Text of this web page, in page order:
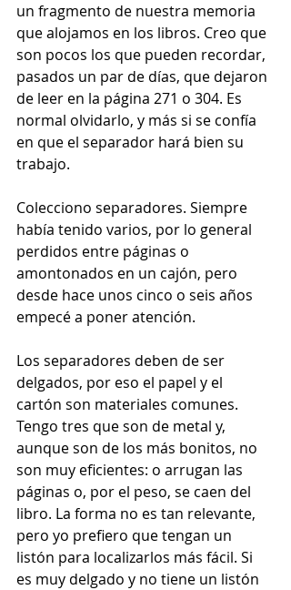
un fragmento de nuestra memoria
que alojamos en los libros. Creo que
son pocos los que pueden recordar,
pasados un par de días, que dejaron
de leer en la página 271 o 304. Es
normal olvidarlo, y más si se confía
en que el separador hará bien su
trabajo.
Colecciono separadores. Siempre
había tenido varios, por lo general
perdidos entre páginas o
amontonados en un cajón, pero
desde hace unos cinco o seis años
empecé a poner atención.
Los separadores deben de ser
delgados, por eso el papel y el
cartón son materiales comunes.
Tengo tres que son de metal y,
aunque son de los más bonitos, no
son muy eficientes: o arrugan las
páginas o, por el peso, se caen del
libro. La forma no es tan relevante,
pero yo prefiero que tengan un
listón para localizarlos más fácil. Si
es muy delgado y no tiene un listón